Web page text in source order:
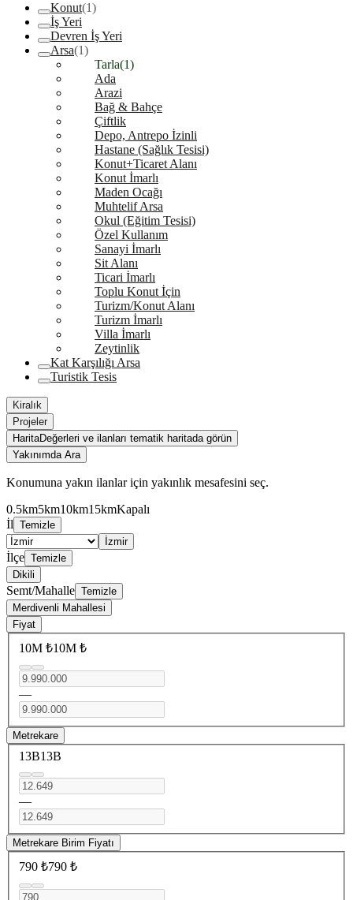
Konut(1)
İş Yeri
Devren İş Yeri
Arsa(1)
Tarla(1)
Ada
Arazi
Bağ & Bahçe
Çiftlik
Depo, Antrepo İzinli
Hastane (Sağlık Tesisi)
Konut+Ticaret Alanı
Konut İmarlı
Maden Ocağı
Muhtelif Arsa
Okul (Eğitim Tesisi)
Özel Kullanım
Sanayi İmarlı
Sit Alanı
Ticari İmarlı
Toplu Konut İçin
Turizm/Konut Alanı
Turizm İmarlı
Villa İmarlı
Zeytinlik
Kat Karşılığı Arsa
Turistik Tesis
Kiralık
Projeler
HaritaDeğerleri ve ilanları tematik haritada görün
Yakınımda Ara
Konumuna yakın ilanlar için yakınlık mesafesini seç.
0.5km5km10km15kmKapalı
İl Temizle
İzmir
İlçe Temizle
Dikili
Semt/Mahalle Temizle
Merdivenli Mahallesi
Fiyat
10M ₺10M ₺
—
Metrekare
13B13B
—
Metrekare Birim Fiyatı
790 ₺790 ₺